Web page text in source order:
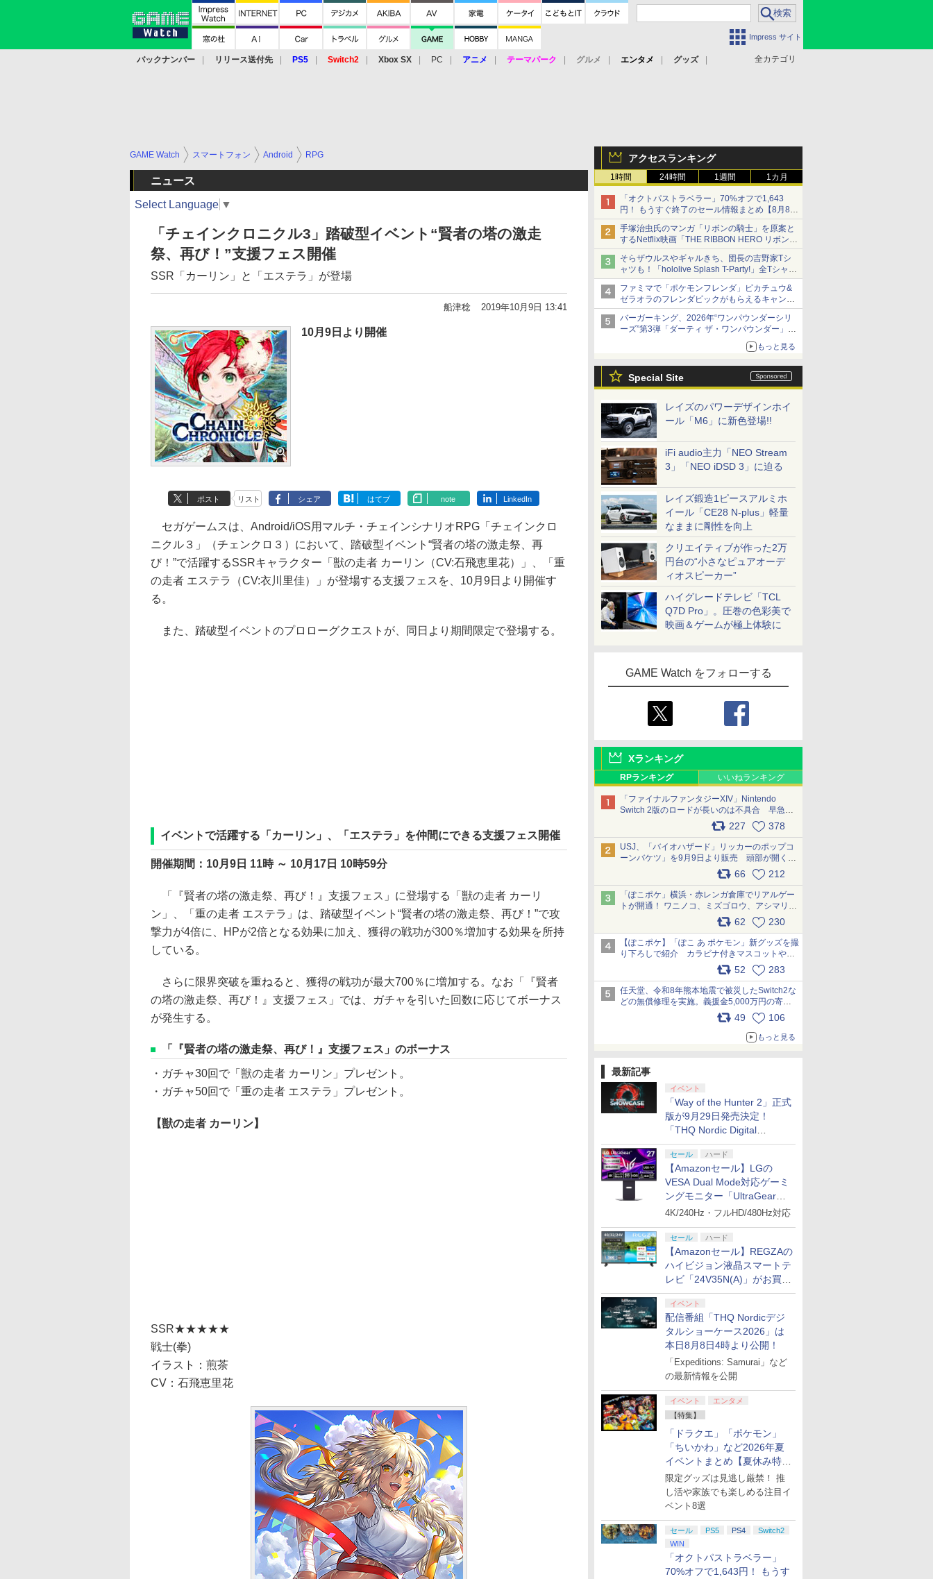
Impress サイト
全カテゴリ
バックナンバー リリース送付先 PS5 Switch2 Xbox SX PC アニメ テーマパーク グルメ エンタメ
グッズ
アクセスランキング
1時間 24時間 1週間 1カ月
「オクトパストラベラー」70%オフで1,643
円！ もうすぐ終了のセール情報まとめ【8月8日
更新】
ニンテンドーeショップでは「大神 絶景版」が
67%オフで990円
手塚治虫氏のマンガ「リボンの騎士」を原案と
するNetflix映画「THE RIBBON HERO リボンヒ
ーロー」本日配信開始
そらザウルスやギャルきち、団長の吉野家Tシ
ャツも！「hololive Splash T-Party!」全Tシャツ
ラインナップ公開＆オンライン販売開始
ファミマで「ポケモンフレンダ」ピカチュウ&
ゼラオラのフレンダピックがもらえるキャンペ
ーン開催！
バーガーキング、2026年“ワンパウンダーシリ
ーズ”第3弾「ダーティ ザ・ワンパウンダー」を
「特製ガーリックマヨソース」を使用した超大
もっと見る
Special Site
レイズのパワーデザインホイ
ール「M6」に新色登場!!
iFi audio主力「NEO Stream
3」「NEO iDSD 3」に迫る
レイズ鍛造1ピースアルミホ
イール「CE28 N-plus」軽量
なままに剛性を向上
クリエイティブが作った2万
円台の“小さなピュアオーデ
ィオスピーカー”
ハイグレードテレビ「TCL
Q7D Pro」。圧巻の色彩美で
映画＆ゲームが極上体験に
GAME Watch をフォローする
Xランキング
RPランキング いいねランキング
「ファイナルファンタジーXIV」Nintendo
Switch 2版のロードが長いのは不具合 早急に
アップデートできるよう対応中227 378
USJ、「バイオハザード」リッカーのポップコ
ーンバケツ」を9月9日より販売 頭部が開く仕
組み。味は恐怖を堪のう「味噌フレーバー」
66 212
「ぽこポケ」横浜・赤レンガ倉庫でリアルゲー
トが開通！ ワニノコ、ミズゴロウ、アシマリ登
場シーンをレポート pic.x.com/LDgEByVl6D
62 230
【ぽこポケ】「ぽこ あ ポケモン」新グッズを撮
り下ろしで紹介 カラビナ付きマスコットやス
52 283
任天堂、令和8年熊本地震で被災したSwitch2な
どの無償修理を実施。義援金5,000万円の寄付
も発表 pic.x.com/BAYsMfUfUC
49 106
もっと見る
最新記事
イベント
「Way of the Hunter 2」正式
版が9月29日発売決定！
「THQ Nordic Digital
Showcase 2026」まとめ
セール ハード
【Amazonセール】LGの
VESA Dual Mode対応ゲーミ
ングモニター「UltraGear
27G850A-B」がお買い得！
4K/240Hz・フルHD/480Hz対応
セール ハード
【Amazonセール】REGZAの
ハイビジョン液晶スマートテ
レビ「24V35N(A)」がお買い
得！
イベント
配信番組「THQ Nordicデジ
タルショーケース2026」は
本日8月8日4時より公開！
「Expeditions: Samurai」など
の最新情報を公開
イベント
エンタメ
【特集】
「ドラクエ」「ポケモン」
「ちいかわ」など2026年夏
イベントまとめ【夏休み特
集】
限定グッズは見逃し厳禁！ 推
し活や家族でも楽しめる注目イ
ベント8選
セール PS5 PS4
Switch2
WIN
「オクトパストラベラー」
70%オフで1,643円！ もうす
GAME Watch スマートフォン Android RPG
ニュース
Select Language ▼
「チェインクロニクル3」踏破型イベント“賢者の塔の激走
祭、再び！”支援フェス開催
SSR「カーリン」と「エステラ」が登場
船津稔 2019年10月9日 13:41
10月9日より開催
ポスト リスト シェア はてブ note LinkedIn
セガゲームスは、Android/iOS用マルチ・チェインシナリオRPG「チェインクロ
ニクル３」（チェンクロ３）において、踏破型イベント“賢者の塔の激走祭、再
び！”で活躍するSSRキャラクター「獣の走者 カーリン（CV:石飛恵里花）」、「重
の走者 エステラ（CV:衣川里佳）」が登場する支援フェスを、10月9日より開催す
る。
また、踏破型イベントのプロローグクエストが、同日より期間限定で登場する。
イベントで活躍する「カーリン」、「エステラ」を仲間にできる支援フェス開催
開催期間：10月9日 11時 ～ 10月17日 10時59分
「『賢者の塔の激走祭、再び！』支援フェス」に登場する「獣の走者 カーリ
ン」、「重の走者 エステラ」は、踏破型イベント“賢者の塔の激走祭、再び！”で攻
撃力が4倍に、HPが2倍となる効果に加え、獲得の戦功が300％増加する効果を所持
している。
さらに限界突破を重ねると、獲得の戦功が最大700％に増加する。なお「『賢者
の塔の激走祭、再び！』支援フェス」では、ガチャを引いた回数に応じてボーナス
が発生する。
「『賢者の塔の激走祭、再び！』支援フェス」のボーナス
・ガチャ30回で「獣の走者 カーリン」プレゼント。
・ガチャ50回で「重の走者 エステラ」プレゼント。
【獣の走者 カーリン】
SSR★★★★★
戦士(拳)
イラスト：煎茶
CV：石飛恵里花